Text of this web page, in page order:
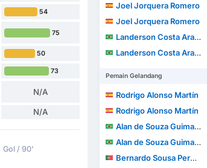
54
75
50
73
N/A
N/A
Gol / 90'
Joel Jorquera Romero
Joel Jorquera Romero
Landerson Costa Araujo
Landerson Costa Araujo
Pemain Gelandang
Rodrigo Alonso Martín
Rodrigo Alonso Martín
Alan de Souza Guimarães
Alan de Souza Guimarães
Bernardo Sousa Pereira Brites Martins